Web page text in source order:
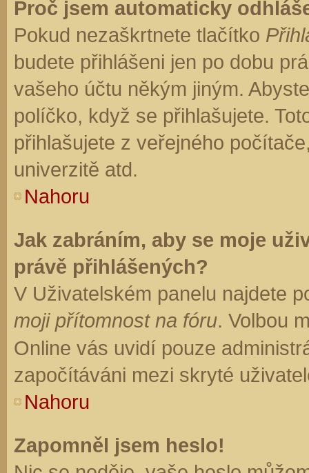
Proč jsem automaticky
Pokud nezaškrtnete tlačítko
budete přihlášeni jen po dobu
vašeho účtu někým jiným.
políčko, když se přihlašujete.
přihlašujete z veřejného
univerzitě atd.
Nahoru
Jak zabráním, aby se moje
právě přihlášených?
V Uživatelském panelu najdete
moji přítomnost na fóru. Volbou
Online vás uvidí pouze
započítáváni mezi skryté
Nahoru
Zapomněl jsem heslo!